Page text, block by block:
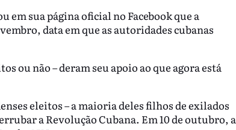
sua página oficial no Facebook que a
data em que as autoridades cubanas
ou não – deram seu apoio ao que agora está
eleitos – a maioria deles filhos de exilados
a Revolução Cubana. Em 10 de outubro, a